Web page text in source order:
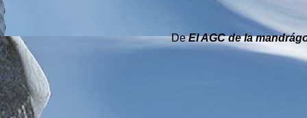
DeEl AGC de la